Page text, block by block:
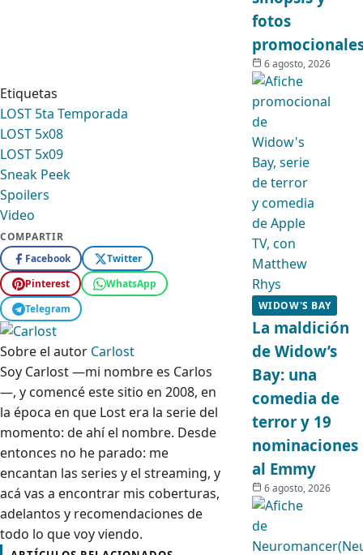
Etiquetas
LOST 5ta Temporada
LOST 5x08
LOST 5x09
Sneak Peek
Spoilers
Video
COMPARTIR
Facebook
Twitter
Pinterest
WhatsApp
Telegram
Sobre el autor Carlost
Soy Carlost —mi nombre es Carlos
—, y comencé este sitio en 2008, en
la época en que Lost era la serie del
momento: de ahí el nombre. Desde
entonces no he parado: me
encantan las series y el streaming, y
acá vas a encontrar mis coberturas,
adelantos y recomendaciones de
todo lo que voy viendo.
fotos
6 agosto, 2026
WIDOW'S BAY
La maldición
de Widow’s
Bay: una
comedia de
terror y 19
nominaciones
al Emmy
6 agosto, 2026